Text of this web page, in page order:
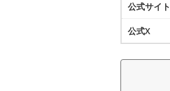
公式サイト
公式X